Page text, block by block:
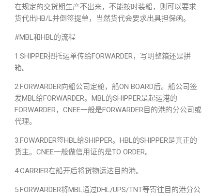
在规定的交货期生产不出来，不能按时装船，则可以要求
货代出HB/L并倒签提单，当然货代会要求出具担保函。
#MBL和HBL的流程
1.SHIPPER把托运单传给FORWARDER，写明整箱还是拼
箱。
2.FORWARDER向船公司定舱，船ON BOARD后。船公司签
发MBL给FORWARDER。MBL的SHIPPER是起运港的
FORWARDER，CNEE一般是FORWARDER目的港的分公司或
代理。
3.FOWARDER签HBL给SHIPPER。HBL的SHIPPER是真正的
货主。CNEE一般做信用证的是TO ORDER。
4.CARRIER在船开后将货物运达目的港。
5.FORWARDER将MBL通过DHL/UPS/TNT等寄往目的港分公